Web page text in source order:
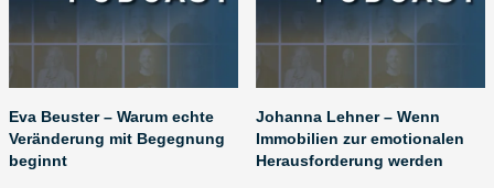
Eva Beuster – Warum echte
Veränderung mit Begegnung
beginnt
Johanna Lehner – Wenn
Immobilien zur emotionalen
Herausforderung werden